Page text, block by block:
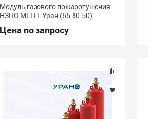
Модуль газового пожаротушения
НЗПО МГП-Т Уран (65-80-50)
Цена по запросу